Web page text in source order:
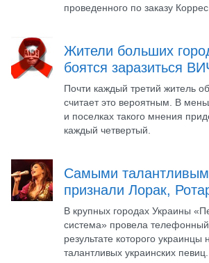
проведенного по заказу
Жители больших
боятся заразиться
Почти каждый третий житель
считает это вероятным. В
и поселках такого мнения
каждый четвертый.
Самыми
признали Лорак,
В крупных городах Украины
система» провела
результате которого украинцы
талантливых украинских певиц.